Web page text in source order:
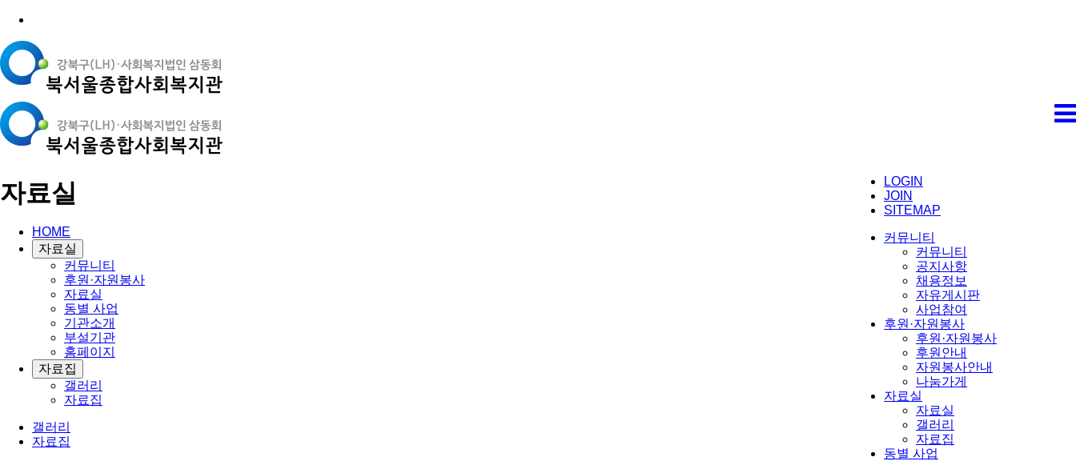
LOGIN
JOIN
SITEMAP
커뮤니티
커뮤니티
공지사항
채용정보
자유게시판
사업참여
후원·자원봉사
후원·자원봉사
후원안내
자원봉사안내
나눔가게
자료실
자료실
갤러리
자료집
동별 사업
자료실
HOME
자료실
커뮤니티
후원·자원봉사
자료실
동별 사업
기관소개
부설기관
홈페이지
자료집
갤러리
자료집
갤러리
자료집